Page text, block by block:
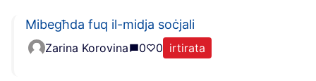
Mibegħda fuq il-midja soċjali
Zarina Korovina 0 0 irtirata